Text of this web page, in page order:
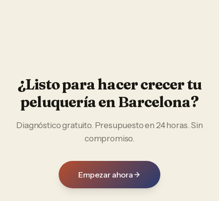
¿Listo para hacer crecer tu
peluqueríaenBarcelona?
Diagnóstico gratuito. Presupuesto en 24 horas. Sin
compromiso.
Empezar ahora